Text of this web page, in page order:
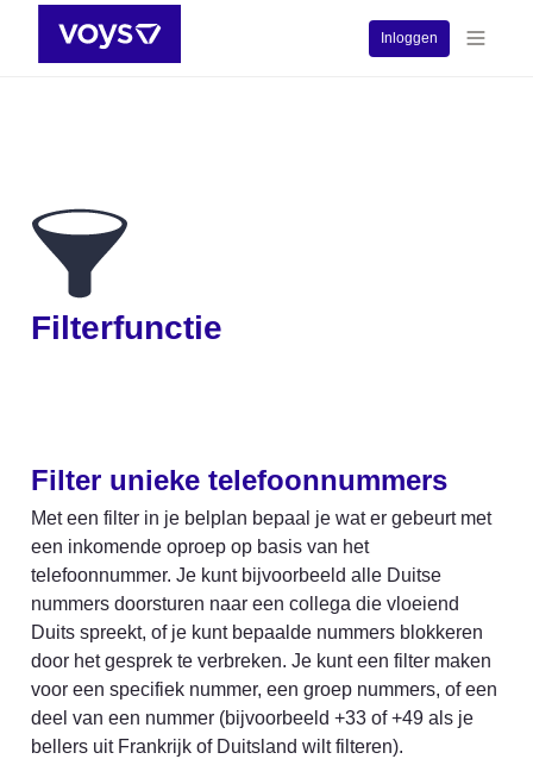
Inloggen
Filterfunctie
Filter unieke telefoonnummers
Met een filter in je belplan bepaal je wat er gebeurt met
een inkomende oproep op basis van het
telefoonnummer. Je kunt bijvoorbeeld alle Duitse
nummers doorsturen naar een collega die vloeiend
Duits spreekt, of je kunt bepaalde nummers blokkeren
door het gesprek te verbreken. Je kunt een filter maken
voor een specifiek nummer, een groep nummers, of een
deel van een nummer (bijvoorbeeld +33 of +49 als je
bellers uit Frankrijk of Duitsland wilt filteren).